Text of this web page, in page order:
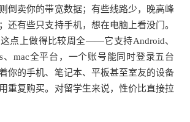
倒卖你的带宽数据；有些线路少，晚高峰
还有些只支持手机，想在电脑上看没门。
点上做得比较周全——它支持Android、
、mac全平台，一个账号能同时登录五台
你的手机、笔记本、平板甚至室友的设备
重复购买。对留学生来说，性价比直接拉